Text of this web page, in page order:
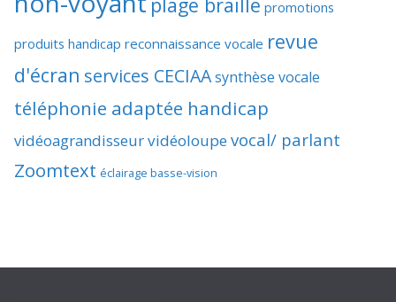
plage braille promotions
produits handicap reconnaissance vocale revue
d'écran services CECIAAsynthèse vocale
téléphonie adaptée handicap
vidéoagrandisseurvidéoloupevocal/ parlant
Zoomtext éclairage basse-vision